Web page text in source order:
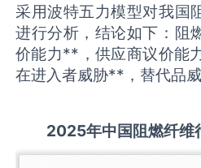
采用波特五力模型对我国
进行分析，结论如下：阻
价能力**，供应商议价能
在进入者威胁**，替代品威
2025年中国阻燃纤维